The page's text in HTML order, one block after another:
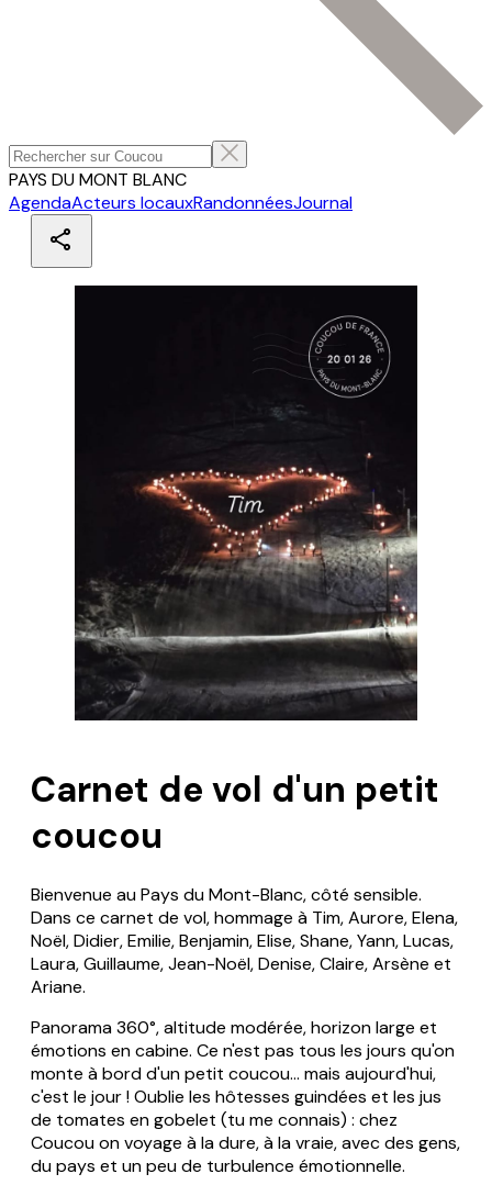
PAYS DU MONT BLANC
AgendaActeurs locauxRandonnéesJournal
Carnet de vol d'un petit
coucou
Bienvenue au Pays du Mont-Blanc, côté sensible.
Dans ce carnet de vol, hommage à Tim, Aurore, Elena,
Noël, Didier, Emilie, Benjamin, Elise, Shane, Yann, Lucas,
Laura, Guillaume, Jean-Noël, Denise, Claire, Arsène et
Ariane.
Panorama 360°, altitude modérée, horizon large et
émotions en cabine. Ce n'est pas tous les jours qu'on
monte à bord d'un petit coucou... mais aujourd'hui,
c'est le jour ! Oublie les hôtesses guindées et les jus
de tomates en gobelet (tu me connais) : chez
Coucou on voyage à la dure, à la vraie, avec des gens,
du pays et un peu de turbulence émotionnelle.